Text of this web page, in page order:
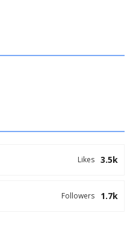
3.5k
Likes
1.7k
Followers